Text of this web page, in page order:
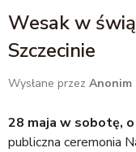
Wesak w
Szczecinie
Wysłane przez Anonim
28 maja w sobotę,
publiczna ceremonia